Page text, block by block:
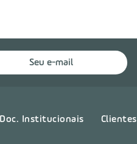
Doc. Institucionais Clientes